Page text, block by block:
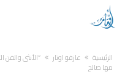
‫الرئيسية‬ عازفو اوتار
“الأنثى
مها صالح